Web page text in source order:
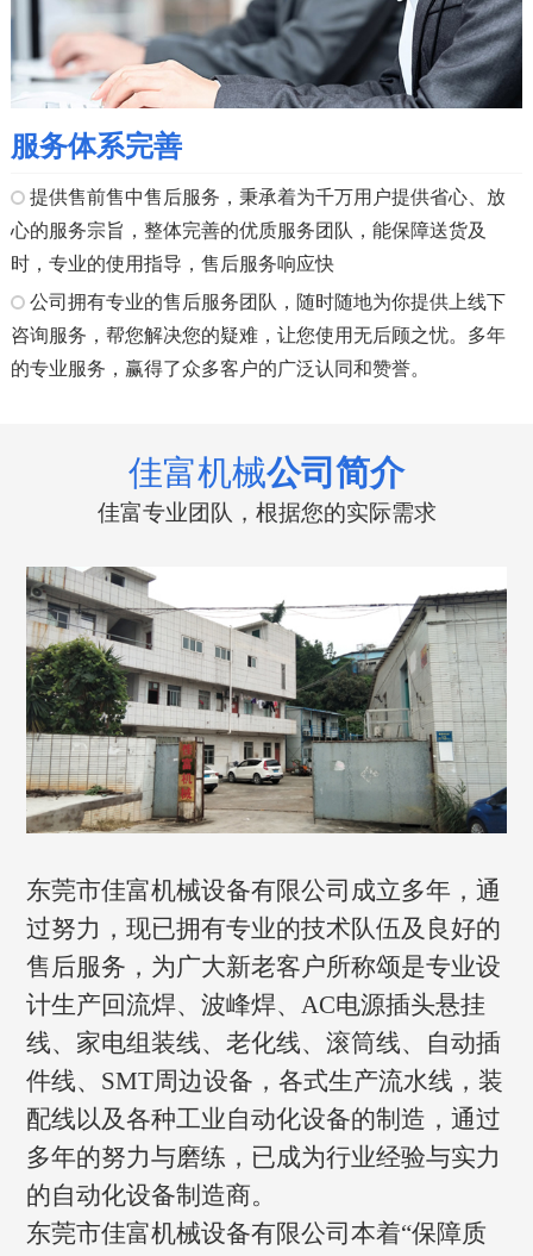
服务体系完善
提供售前售中售后服务，秉承着为千万用户提供省心、放
心的服务宗旨，整体完善的优质服务团队，能保障送货及
时，专业的使用指导，售后服务响应快
公司拥有专业的售后服务团队，随时随地为你提供上线下
咨询服务，帮您解决您的疑难，让您使用无后顾之忧。多年
的专业服务，赢得了众多客户的广泛认同和赞誉。
佳富机械公司简介
佳富专业团队，根据您的实际需求
东莞市佳富机械设备有限公司成立多年，通
过努力，现已拥有专业的技术队伍及良好的
售后服务，为广大新老客户所称颂是专业设
计生产回流焊、波峰焊、AC电源插头悬挂
线、家电组装线、老化线、滚筒线、自动插
件线、SMT周边设备，各式生产流水线，装
配线以及各种工业自动化设备的制造，通过
多年的努力与磨练，已成为行业经验与实力
的自动化设备制造商。
东莞市佳富机械设备有限公司本着“保障质